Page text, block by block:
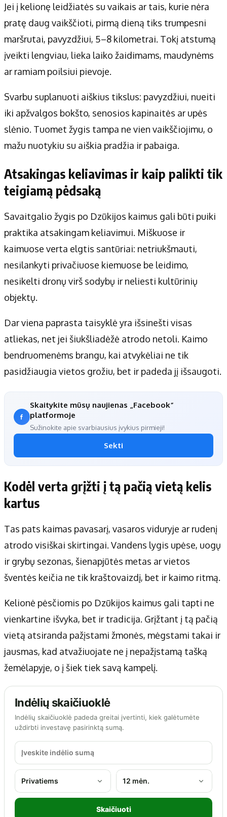
Jei į kelionę leidžiatės su vaikais ar tais, kurie nėra
pratę daug vaikščioti, pirmą dieną tiks trumpesni
maršrutai, pavyzdžiui, 5–8 kilometrai. Tokį atstumą
įveikti lengviau, lieka laiko žaidimams, maudynėms
ar ramiam poilsiui pievoje.
Svarbu suplanuoti aiškius tikslus: pavyzdžiui, nueiti
iki apžvalgos bokšto, senosios kapinaitės ar upės
slėnio. Tuomet žygis tampa ne vien vaikščiojimu, o
mažu nuotykiu su aiškia pradžia ir pabaiga.
Atsakingas keliavimas ir kaip palikti tik
teigiamą pėdsaką
Savaitgalio žygis po Dzūkijos kaimus gali būti puiki
praktika atsakingam keliavimui. Miškuose ir
kaimuose verta elgtis santūriai: netriukšmauti,
nesilankyti privačiuose kiemuose be leidimo,
nesikelti dronų virš sodybų ir neliesti kultūrinių
objektų.
Dar viena paprasta taisyklė yra išsinešti visas
atliekas, net jei šiukšliadėžė atrodo netoli. Kaimo
bendruomenėms brangu, kai atvykėliai ne tik
pasidžiaugia vietos grožiu, bet ir padeda jį išsaugoti.
Skaitykite mūsų naujienas „Facebook“
platformoje
Sužinokite apie svarbiausius įvykius pirmieji!
Sekti
Kodėl verta grįžti į tą pačią vietą kelis
kartus
Tas pats kaimas pavasarį, vasaros viduryje ar rudenį
atrodo visiškai skirtingai. Vandens lygis upėse, uogų
ir grybų sezonas, šienapjūtės metas ar vietos
šventės keičia ne tik kraštovaizdį, bet ir kaimo ritmą.
Kelionė pėsčiomis po Dzūkijos kaimus gali tapti ne
vienkartine išvyka, bet ir tradicija. Grįžtant į tą pačią
vietą atsiranda pažįstami žmonės, mėgstami takai ir
jausmas, kad atvažiuojate ne į nepažįstamą tašką
žemėlapyje, o į šiek tiek savą kampelį.